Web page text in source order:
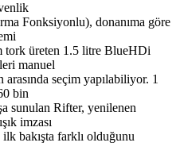
Fonksiyonlu), donanıma göre
tork üreten 1.5 litre BlueHDi
manuel
seçim yapılabiliyor. 1
bin
sunulan Rifter, yenilenen
imzası
ilk bakışta farklı olduğunu